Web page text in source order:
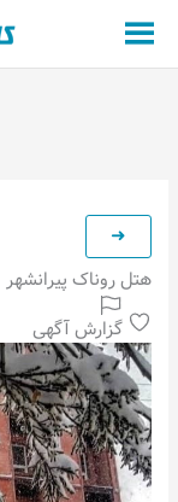
محتوا
هتل روناک پیرانشهر
گزارش آگهی